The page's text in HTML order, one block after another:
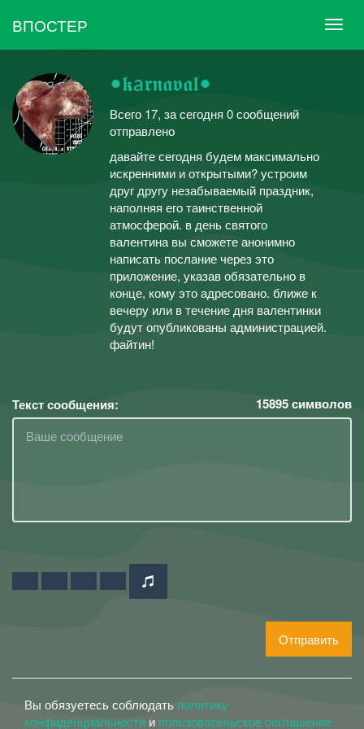
ВПОСТЕР
•𝖐a𝖗𝖓𝖆𝖛𝖆𝖑•
Всего 17, за сегодня 0 сообщений
отправлено
давайте сегодня будем максимально
искренними и открытыми? устроим
друг другу незабываемый праздник,
наполняя его таинственной
атмосферой. в день святого
валентина вы сможете анонимно
написать послание через это
приложение, указав обязательно в
конце, кому это адресовано. ближе к
вечеру или в течение дня валентинки
будут опубликованы администрацией.
файтин!
Текст сообщения: 15895символов
Отправить
Вы обязуетесь соблюдать политику
конфиденциальности и пользовательское соглашение